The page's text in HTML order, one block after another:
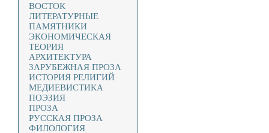
ВОСТОК
ЛИТЕРАТУРНЫЕ
ПАМЯТНИКИ
ЭКОНОМИЧЕСКАЯ
ТЕОРИЯ
АРХИТЕКТУРА
ЗАРУБЕЖНАЯ ПРОЗА
ИСТОРИЯ РЕЛИГИЙ
МЕДИЕВИСТИКА
ПОЭЗИЯ
ПРОЗА
РУССКАЯ ПРОЗА
ФИЛОЛОГИЯ